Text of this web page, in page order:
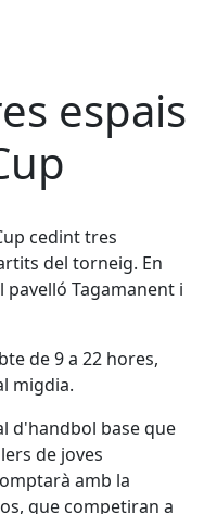
espais
cedint tres
del torneig. En
pavelló Tagamanent i
de 9 a 22 hores,
migdia.
d'handbol base que
de joves
amb la
que competiran a